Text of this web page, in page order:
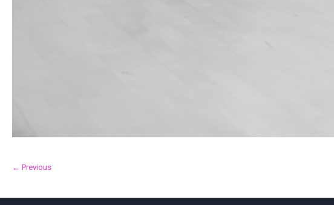
← Previous